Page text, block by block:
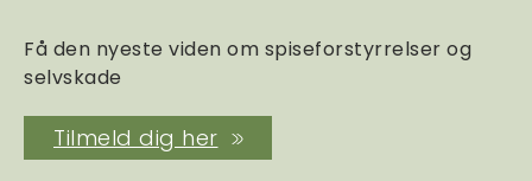
Få den nyeste viden om spiseforstyrrelser og
selvskade
Tilmeld dig her